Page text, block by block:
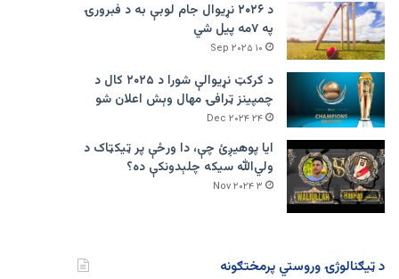
د ۲۰۲۶ نړیوال جام لوبې به د فبرورۍ
په ۷مه پیل شي
۱۰ Sep ۲۰۲۵
د کرکټ نړیوالې شورا د ۲۰۲۵ کال د
چمپینز ټرافۍ مهال وېش اعلان شو
۲۴ Dec ۲۰۲۴
ایا پوهیږئ چې، دا ورځې پر ټيکټاک د
ولي‌الله سیکه چلېدونکې ده؟
۳ Nov ۲۰۲۴
د ټیګنالوژۍ وروستي پرمختګونه